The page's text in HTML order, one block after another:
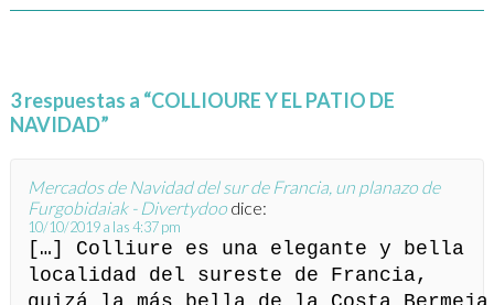
3 respuestas a “COLLIOURE Y EL PATIO DE
NAVIDAD”
Mercados de Navidad del sur de Francia, un planazo de
Furgobidaiak - Divertydoo dice:
10/10/2019 a las 4:37 pm
[…] Colliure es una elegante y bella
localidad del sureste de Francia,